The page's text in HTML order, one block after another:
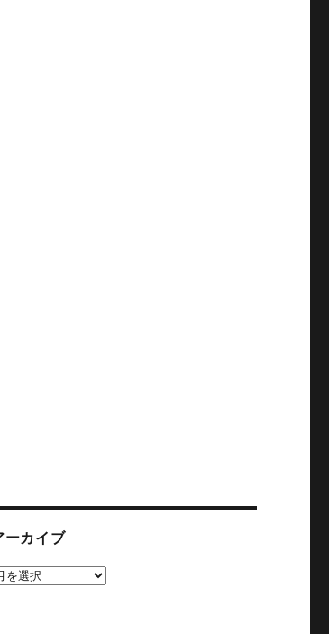
ーカイブ